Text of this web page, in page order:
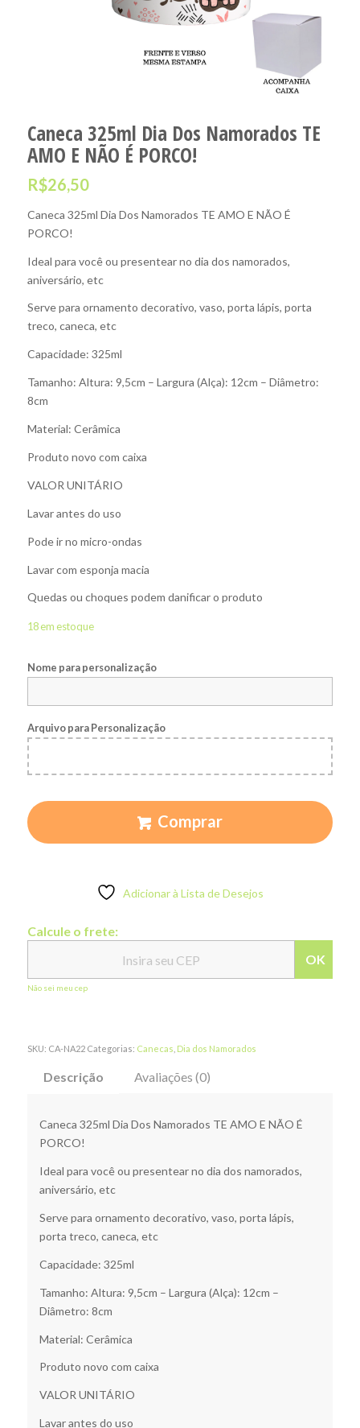
Caneca 325ml Dia Dos Namorados TE
AMO E NÃO É PORCO!
R$26,50
Caneca 325ml Dia Dos Namorados TE AMO E NÃO É
PORCO!
Ideal para você ou presentear no dia dos namorados,
aniversário, etc
Serve para ornamento decorativo, vaso, porta lápis, porta
treco, caneca, etc
Capacidade: 325ml
Tamanho: Altura: 9,5cm – Largura (Alça): 12cm – Diâmetro:
8cm
Material: Cerâmica
Produto novo com caixa
VALOR UNITÁRIO
Lavar antes do uso
Pode ir no micro-ondas
Lavar com esponja macia
Quedas ou choques podem danificar o produto
18 em estoque
Nome para personalização
Arquivo para Personalização
Comprar
Adicionar à Lista de Desejos
Calcule o frete:
OK
Não sei meu cep
SKU: CA-NA22 Categorias: Canecas Dia dos Namorados
Descrição Avaliações (0)
Caneca 325ml Dia Dos Namorados TE AMO E NÃO É
PORCO!
Ideal para você ou presentear no dia dos namorados,
aniversário, etc
Serve para ornamento decorativo, vaso, porta lápis,
porta treco, caneca, etc
Capacidade: 325ml
Tamanho: Altura: 9,5cm – Largura (Alça): 12cm –
Diâmetro: 8cm
Material: Cerâmica
Produto novo com caixa
VALOR UNITÁRIO
Lavar antes do uso